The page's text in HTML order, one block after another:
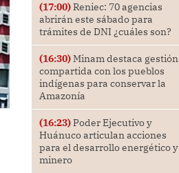
(17:00)Reniec: 70 agencias
abrirán este sábado para
trámites de DNI ¿cuáles son?
(16:30)Minam destaca gestión
compartida con los pueblos
indígenas para conservar la
Amazonía
(16:23)Poder Ejecutivo y
Huánuco articulan acciones
para el desarrollo energético y
minero